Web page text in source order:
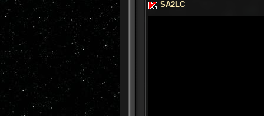
SA2LC